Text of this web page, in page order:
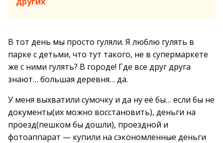
В тот день мы просто гуляли. Я люблю гулять в
парке с детьми, что тут такого, не в супермаркете
же с ними гулять? В городе! Где все друг друга
знают… большая деревня… да.
У меня выхватили сумочку и да ну её бы… если бы не
документы(их можно восстановить), деньги на
проезд(пешком бы дошли), проездной и
фотоаппарат — купили на сэкономленные деньги